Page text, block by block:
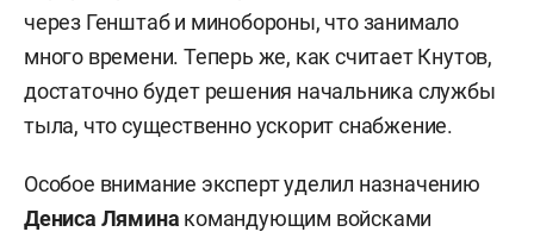
через Генштаб и минобороны, что занимало
много времени. Теперь же, как считает Кнутов,
достаточно будет решения начальника службы
тыла, что существенно ускорит снабжение.
Особое внимание эксперт уделил назначению
Дениса Лямина командующим войсками